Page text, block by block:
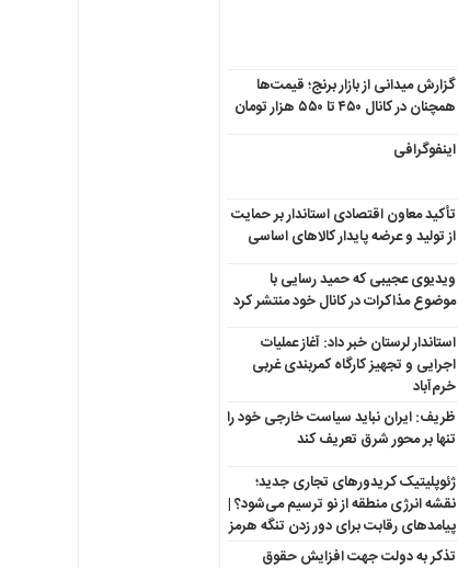
گزارش میدانی از بازار برنج؛ قیمت‌ها
همچنان در کانال ۴۵۰ تا ۵۵۰ هزار تومان
اینفوگرافی
تأکید معاون اقتصادی استاندار بر حمایت
از تولید و عرضه پایدار کالاهای اساسی
ویدیوی عجیبی که حمید رسایی با
موضوع مذاکرات در کانال خود منتشر کرد
استاندار لرستان خبر داد: آغاز عملیات
اجرایی و تجهیز کارگاه کمربندی غربی
خرم‌آباد
ظریف: ایران نباید سیاست خارجی خود را
تنها بر محور شرق تعریف کند
ژئوپلیتیک کریدورهای تجاری جدید؛
نقشه انرژی منطقه‌ از نو ترسیم می‌شود؟ |
پیامدهای رقابت برای دور زدن تنگه هرمز
تذکر به دولت جهت افزایش حقوق